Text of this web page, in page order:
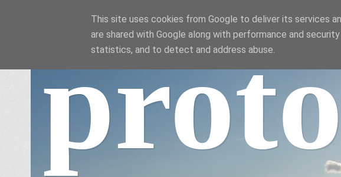
This site uses cookies from Google to deliver its services
are shared with Google along with performance and
statistics, and to detect and address abuse.